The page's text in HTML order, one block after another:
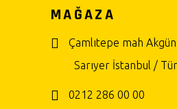
MAĞAZA
Çamlıtepe mah
Sarıyer İstanbul /
0212 286 00 00